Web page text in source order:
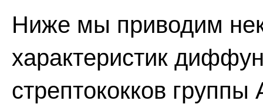
Ниже мы приводим
характеристик
стрептококков группы